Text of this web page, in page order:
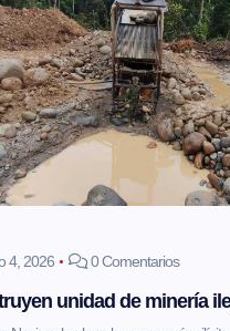
4, 2026 0 Comentarios
unidad de minería